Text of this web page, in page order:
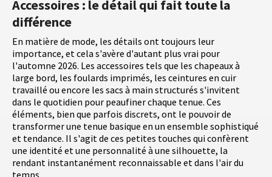
Accessoires : le détail qui fait toute la
différence
En matière de mode, les détails ont toujours leur
importance, et cela s'avère d'autant plus vrai pour
l'automne 2026. Les accessoires tels que les chapeaux à
large bord, les foulards imprimés, les ceintures en cuir
travaillé ou encore les sacs à main structurés s'invitent
dans le quotidien pour peaufiner chaque tenue. Ces
éléments, bien que parfois discrets, ont le pouvoir de
transformer une tenue basique en un ensemble sophistiqué
et tendance. Il s'agit de ces petites touches qui confèrent
une identité et une personnalité à une silhouette, la
rendant instantanément reconnaissable et dans l'air du
temps.